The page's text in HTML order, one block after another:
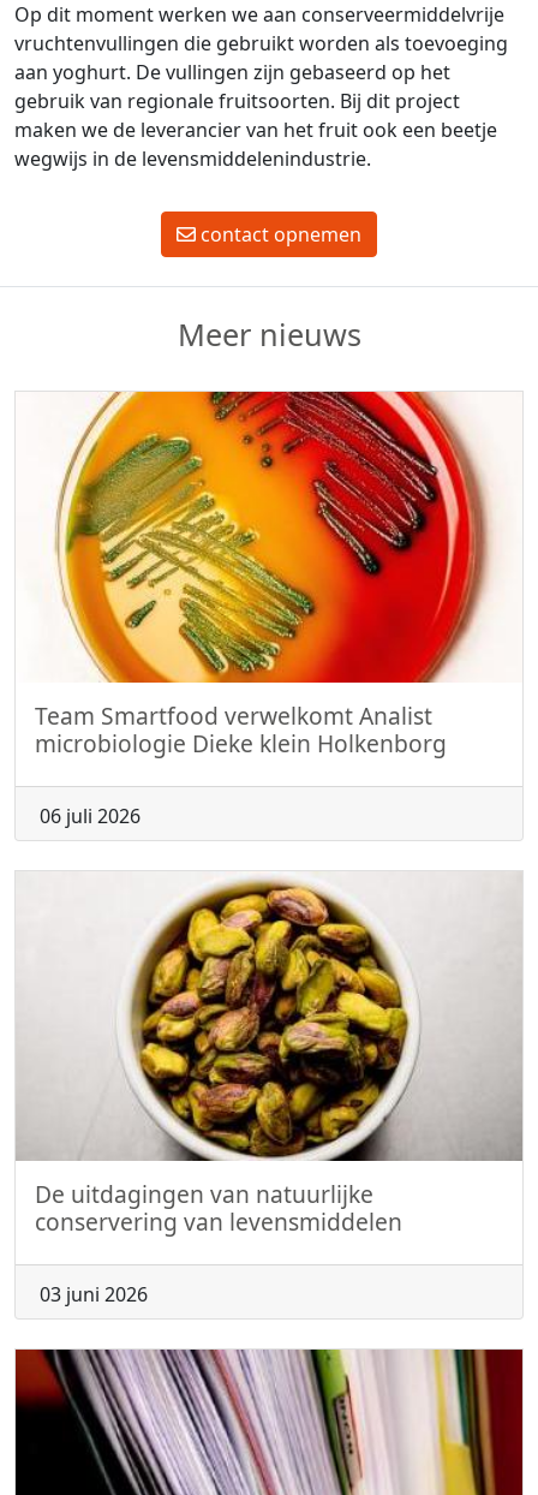
Op dit moment werken we aan conserveermiddelvrije
vruchtenvullingen die gebruikt worden als toevoeging
aan yoghurt. De vullingen zijn gebaseerd op het
gebruik van regionale fruitsoorten. Bij dit project
maken we de leverancier van het fruit ook een beetje
wegwijs in de levensmiddelenindustrie.
contact opnemen
Meer nieuws
Team Smartfood verwelkomt Analist
microbiologie Dieke klein Holkenborg
06 juli 2026
De uitdagingen van natuurlijke
conservering van levensmiddelen
03 juni 2026